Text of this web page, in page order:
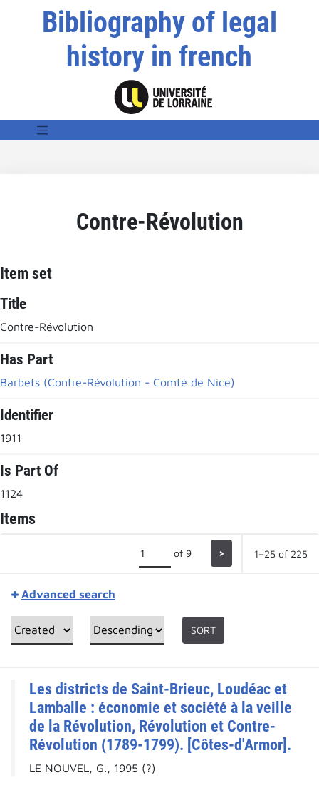
Bibliography of legal
history in french
Contre-Révolution
Item set
Title
Contre-Révolution
Has Part
Barbets (Contre-Révolution - Comté de Nice)
Identifier
1911
Is Part Of
1124
Items
of 9 > 1–25 of 225
Advanced search
SORT
Les districts de Saint-Brieuc, Loudéac et
Lamballe : économie et société à la veille
de la Révolution, Révolution et Contre-
Révolution (1789-1799). [Côtes-d'Armor].
LE NOUVEL, G., 1995 (?)